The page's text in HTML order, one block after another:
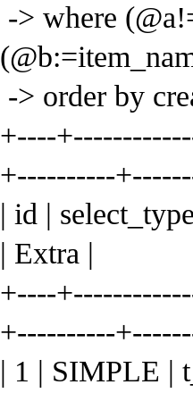
-> where
-> order by
+----
+----------
| id |
| Extra |
+----
+----------
| 1 | SIMPLE |